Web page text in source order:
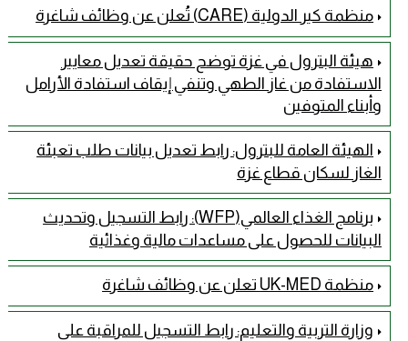
منظمة كير الدولية (CARE) تُعلن عن وظائف شاغرة
هيئة البترول في غزة توضح حقيقة تعديل معايير
الاستفادة من غاز الطهي وتنفي إيقاف استفادة الأرامل
وأبناء المتوفين
الهيئة العامة للبترول: رابط تعديل بيانات طلب تعبئة
الغاز لسكان قطاع غزة
برنامج الغذاء العالمي(WFP): رابط التسجيل وتحديث
البيانات للحصول على مساعدات مالية وغذائية
منظمة UK-MED تعلن عن وظائف شاغرة
وزارة التربية والتعليم: رابط التسجيل للمراقبة على